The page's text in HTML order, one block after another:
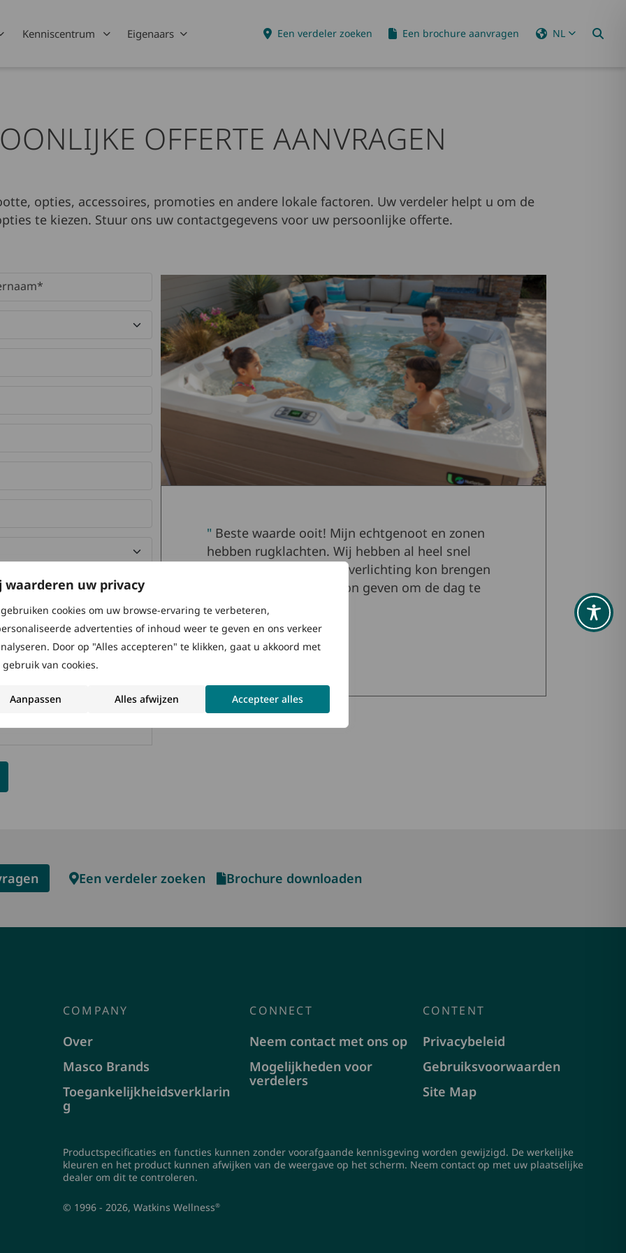
waarderen uw privacy
cookies om uw browse-ervaring te verbeteren,
advertenties of inhoud weer te geven en ons verkeer
Door op "Alles accepteren" te klikken, gaat u akkoord met
gebruik van cookies.
Aanpassen Alles afwijzen Accepteer alles
Kenniscentrum Eigenaars Een verdeler zoeken Een brochure aanvragen NL
OFFERTE AANVRAGEN
opties, accessoires, promoties en andere lokale factoren. Uw verdeler helpt u om de
te kiezen. Stuur ons uw contactgegevens voor uw persoonlijke offerte.
de toestemming om
aanbiedingen en
Hot Spring en/of een van onze
bijstand kan verlenen.
gegevens beschermen en
het formulier
Beste waarde ooit! Mijn echtgenoot en zonen
hebben rugklachten. Wij hebben al heel snel
ontdekt dat de spa hen verlichting kon brengen
en een ochtendboost kon geven om de dag te
beginnen.
Hot Spring Eigenaar
Een verdeler zoeken Brochure downloaden
COMPANY
Over
Masco Brands
Toegankelijkheidsverklarin
g
CONNECT
Neem contact met ons op
Mogelijkheden voor
verdelers
CONTENT
Privacybeleid
Gebruiksvoorwaarden
Site Map
Productspecificaties en functies kunnen zonder voorafgaande kennisgeving worden gewijzigd. De werkelijke
kleuren en het product kunnen afwijken van de weergave op het scherm. Neem contact op met uw plaatselijke
dealer om dit te controleren.
© 1996 - 2026, Watkins Wellness®